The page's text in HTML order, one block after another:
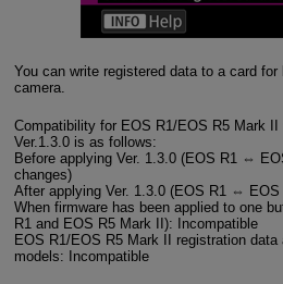
You can write registered data to a card
camera.
Compatibility for EOS R1/EOS R5 Mark
Ver.1.3.0 is as follows:
Before applying Ver. 1.3.0 (EOS R1 ⇔
changes)
After applying Ver. 1.3.0 (EOS R1 ⇔
When firmware has been applied to one
R1 and EOS R5 Mark II): Incompatible
EOS R1/EOS R5 Mark II registration
models: Incompatible